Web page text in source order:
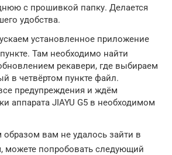
с прошивкой папку. Делается
удобства.
установленное приложение
Там необходимо найти
рекавери, где выбираем
в четвёртом пункте файл.
предупреждения и ждём
аппарата JIAYU G5 в необходимом
образом вам не удалось зайти в
можете попробовать следующий